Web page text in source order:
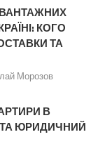
КОГО
ТА
Морозов
В
ТА ЮРИДИЧНИЙ